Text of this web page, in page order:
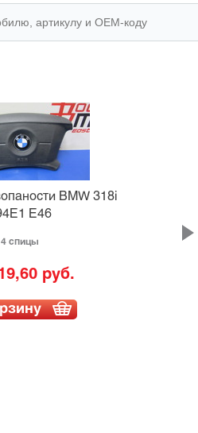
BMW 318i
E46
4 спицы
руб.